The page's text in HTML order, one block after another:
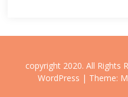
copyright 2020. All Rights
WordPress | Theme: